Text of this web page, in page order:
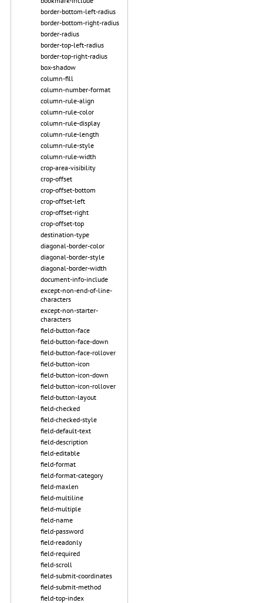
border-bottom-left-radius
border-bottom-right-radius
border-radius
border-top-left-radius
border-top-right-radius
box-shadow
column-fill
column-number-format
column-rule-align
column-rule-color
column-rule-display
column-rule-length
column-rule-style
column-rule-width
crop-area-visibility
crop-offset
crop-offset-bottom
crop-offset-left
crop-offset-right
crop-offset-top
destination-type
diagonal-border-color
diagonal-border-style
diagonal-border-width
document-info-include
except-non-end-of-line-
characters
except-non-starter-
characters
field-button-face
field-button-face-down
field-button-face-rollover
field-button-icon
field-button-icon-down
field-button-icon-rollover
field-button-layout
field-checked
field-checked-style
field-default-text
field-description
field-editable
field-format
field-format-category
field-maxlen
field-multiline
field-multiple
field-name
field-password
field-readonly
field-required
field-scroll
field-submit-coordinates
field-submit-method
field-top-index